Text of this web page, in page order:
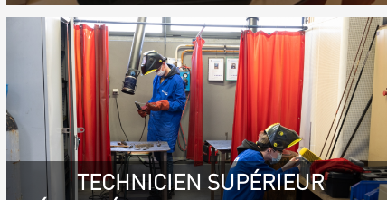
TECHNICIEN SUPÉRIEUR